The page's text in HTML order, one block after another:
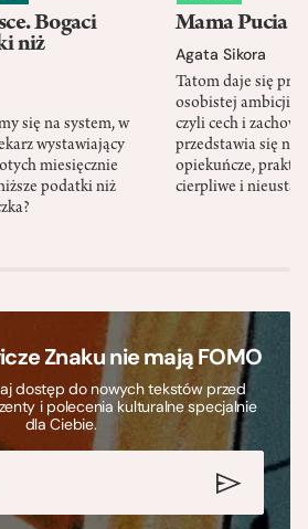
Bogaci
niż
się na system, w
wystawiający
miesięcznie
podatki niż
Mama Pucia
Agata Sikora
Tatom daje się
osobistej ambicji,
czyli cech i
przedstawia się
opiekuńcze,
cierpliwe i
Znaku nie mają FOMO
dostęp do nowych tekstów przed
i polecenia kulturalne specjalnie
dla Ciebie.